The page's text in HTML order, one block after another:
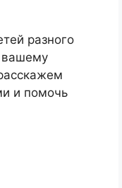
разного
вашему
и помочь